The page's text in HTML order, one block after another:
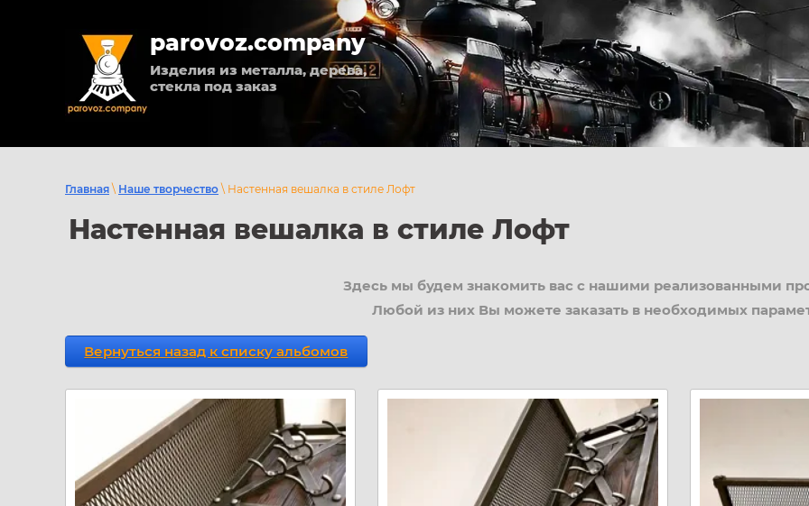
parovoz.company
Изделия из металла, дерева,
стекла под заказ
Главная \ Наше творчество \ Настенная вешалка в стиле Лофт
Настенная вешалка в стиле Лофт
Здесь мы будем знакомить вас с нашими реализованными
Любой из них Вы можете заказать в необходимых
Вернуться назад к списку альбомов